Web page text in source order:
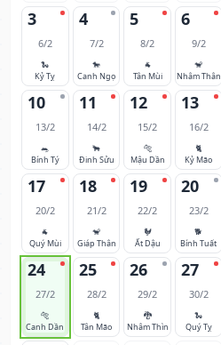
3
6/2
🐍
Kỷ Tỵ
4
7/2
🐎
Canh Ngọ
5
8/2
🐐
Tân Mùi
6
9/2
🐒
Nhâm Thân
10
13/2
🐀
Bính Tý
11
14/2
🐂
Đinh Sửu
12
15/2
🐅
Mậu Dần
13
16/2
🐈
Kỷ Mão
17
20/2
🐐
Quý Mùi
18
21/2
🐒
Giáp Thân
19
22/2
🐓
Ất Dậu
20
23/2
🐕
Bính Tuất
24
27/2
🐅
Canh Dần
25
28/2
🐈
Tân Mão
26
29/2
🐉
Nhâm Thìn
27
30/2
🐍
Quý Tỵ